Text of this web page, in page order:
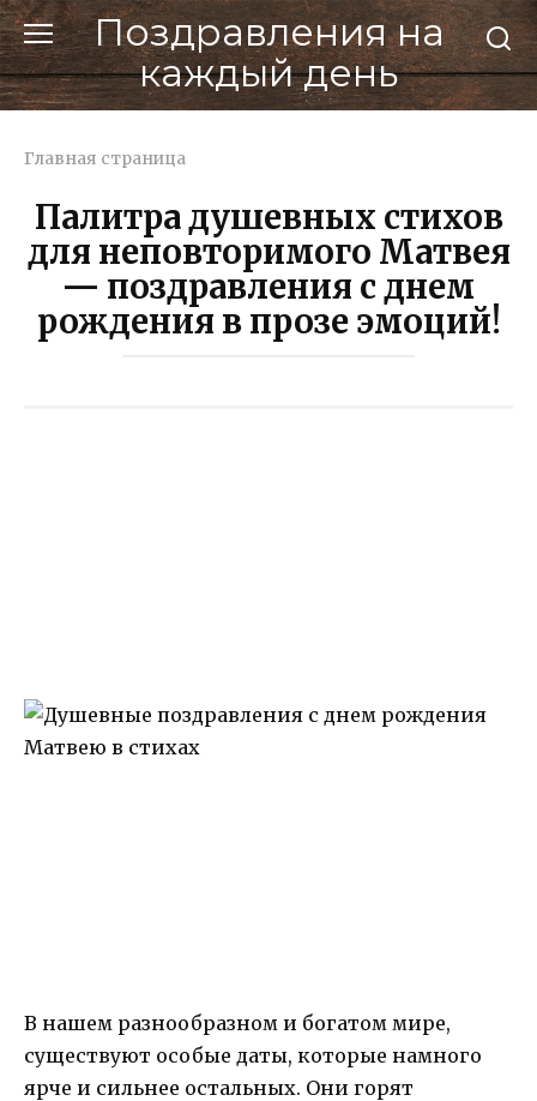
Перейти
к
контенту
Поздравления на
каждый день
Главная страница
Палитра душевных стихов
для неповторимого Матвея
— поздравления с днем
рождения в прозе эмоций!
В нашем разнообразном и богатом мире,
существуют особые даты, которые намного
ярче и сильнее остальных. Они горят